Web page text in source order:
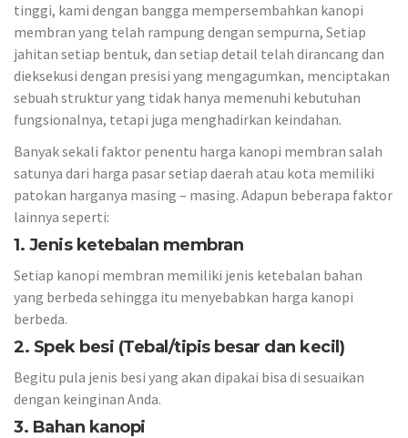
tinggi, kami dengan bangga mempersembahkan kanopi
membran yang telah rampung dengan sempurna, Setiap
jahitan setiap bentuk, dan setiap detail telah dirancang dan
dieksekusi dengan presisi yang mengagumkan, menciptakan
sebuah struktur yang tidak hanya memenuhi kebutuhan
fungsionalnya, tetapi juga menghadirkan keindahan.
Banyak sekali faktor penentu harga kanopi membran salah
satunya dari harga pasar setiap daerah atau kota memiliki
patokan harganya masing – masing. Adapun beberapa faktor
lainnya seperti:
1. Jenis ketebalan membran
Setiap kanopi membran memiliki jenis ketebalan bahan
yang berbeda sehingga itu menyebabkan harga kanopi
berbeda.
2. Spek besi (Tebal/tipis besar dan kecil)
Begitu pula jenis besi yang akan dipakai bisa di sesuaikan
dengan keinginan Anda.
3. Bahan kanopi